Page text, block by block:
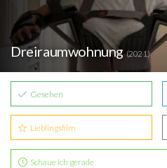
Dreiraumwohnung(2021)
Gesehen
Lieblingsfilm
Schaue ich gerade